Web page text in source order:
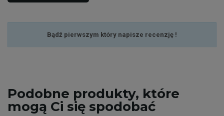
Bądź pierwszym który napisze recenzję !
Podobne produkty, które
mogą Ci się spodobać